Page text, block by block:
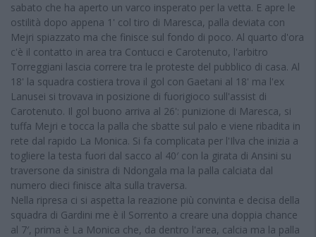
sabato che ha aperto un varco insperato per la vetta. E apre le
ostilità dopo appena 1' col tiro di Maresca, palla deviata con
Mejri spiazzato ma che finisce sul fondo di poco. Al quarto d'ora
c'è il contatto in area tra Contucci e Carotenuto, l'arbitro
Torreggiani lascia correre tra le proteste del pubblico di casa. Al
18' la squadra costiera trova il gol con Gaetani al 18' ma l'ex
Lanusei si trovava in posizione di fuorigioco sull'assist di
Carotenuto. Il gol buono arriva al 26': punizione di Maresca, si
tuffa Mejri e tocca la palla che sbatte sul palo e viene ribadita in
rete dal rapido La Monica. Si fa complicata per l'Ilva che inizia a
togliere la testa fuori dal sacco al 40′ con la girata di Ansini su
traversone da sinistra di Ndongala ma la palla calciata dal
numero dieci finisce alta sulla traversa.
Nella ripresa ci si aspetta la reazione più convinta e decisa della
squadra di Gardini me è il Sorrento a creare una doppia chance
al 7′, prima è La Monica che, da dentro l'area, calcia ma la palla